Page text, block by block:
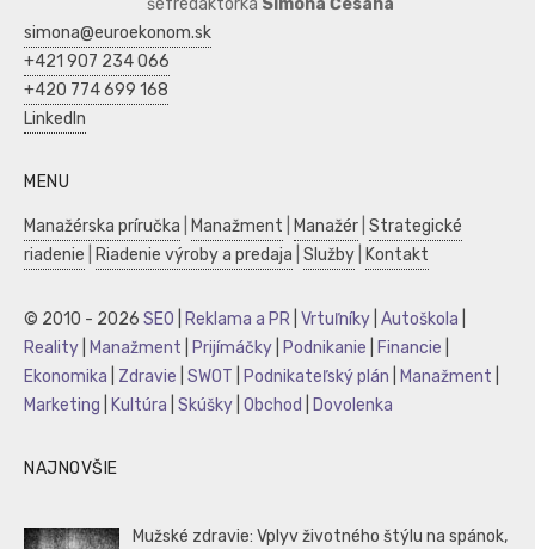
šéfredaktorka Simona Česaná
simona@euroekonom.sk
+421 907 234 066
+420 774 699 168
LinkedIn
MENU
Manažérska príručka Manažment Manažér Strategické
riadenie
Riadenie výroby a predaja Služby Kontakt
© 2010 - 2026 SEO Reklama a PR Vrtuľníky Autoškola
Reality
Manažment Prijímáčky Podnikanie Financie
Ekonomika
Zdravie SWOT Podnikateľský plán Manažment
Marketing
Kultúra Skúšky Obchod Dovolenka
NAJNOVŠIE
Mužské zdravie: Vplyv životného štýlu na spánok,